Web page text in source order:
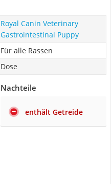
Royal Canin Veterinary
Gastrointestinal Puppy
Für alle Rassen
Dose
Nachteile
enthält Getreide